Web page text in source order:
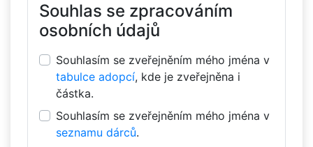
Souhlas se zpracováním
osobních údajů
Souhlasím se zveřejněním mého jména v
tabulce adopcí, kde je zveřejněna i
částka.
Souhlasím se zveřejněním mého jména v
seznamu dárců.